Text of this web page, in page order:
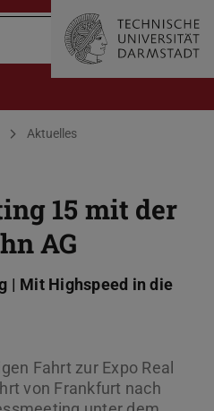
Aktuelles
15 mit der
AG
| Mit Highspeed in die
Fahrt zur Expo Real
von Frankfurt nach